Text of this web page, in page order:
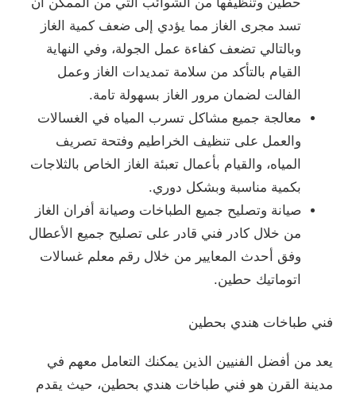
تسد مجرى الغاز مما يؤدي إلى ضعف كمية الغاز
وبالتالي تضعف كفاءة عمل الجولة، وفي النهاية
القيام بالتأكد من سلامة تمديدات الغاز وعمل
الفالت لضمان مرور الغاز بسهولة تامة.
معالجة جميع مشاكل تسرب المياه في الغسالات
والعمل على تنظيف الخراطيم وفتحة تصريف
المياه، والقيام بأعمال تعبئة الغاز الخاص بالثلاجات
بكمية مناسبة وبشكل دوري.
صيانة وتصليح جميع الطباخات وصيانة أفران الغاز
من خلال كادر فني قادر على تصليح جميع الأعطال
وفق أحدث المعايير من خلال رقم معلم غسالات
اتوماتيك حطين.
فني طباخات هندي بحطين
يعد من أفضل الفنيين الذين يمكنك التعامل معهم في
مدينة القرن هو فني طباخات هندي بحطين، حيث يقدم